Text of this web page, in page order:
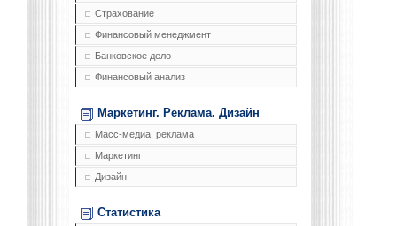
Страхование
Финансовый менеджмент
Банковское дело
Финансовый анализ
Маркетинг. Реклама. Дизайн
Масс-медиа, реклама
Маркетинг
Дизайн
Статистика